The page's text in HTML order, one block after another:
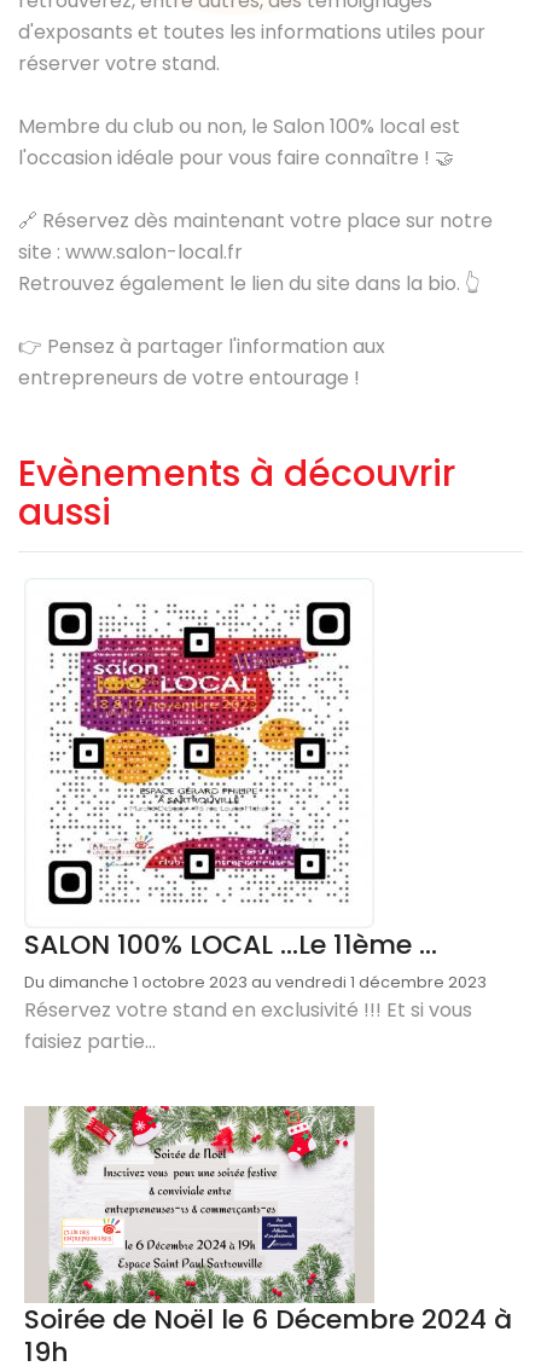
d'exposants et toutes les informations utiles pour
réserver votre stand.
Membre du club ou non, le Salon 100% local est
l'occasion idéale pour vous faire connaître ! 🤝
🔗 Réservez dès maintenant votre place sur notre
site : www.salon-local.fr
Retrouvez également le lien du site dans la bio. 👆
👉 Pensez à partager l'information aux
entrepreneurs de votre entourage !
Evènements à découvrir
aussi
SALON 100% LOCAL ...Le 11ème ...
Du dimanche 1 octobre 2023 au vendredi 1 décembre 2023
Réservez votre stand en exclusivité !!! Et si vous
faisiez partie...
Soirée de Noël le 6 Décembre 2024 à
19h